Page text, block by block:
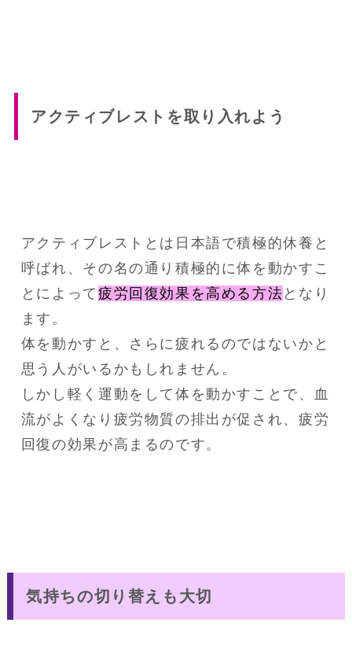
アクティブレストを取り入れよう
アクティブレストとは日本語で積極的休養と
呼ばれ、その名の通り積極的に体を動かすこ
とによって 疲労回復効果を高める方法 となり
ます。
体を動かすと、さらに疲れるのではないかと
思う人がいるかもしれません。
しかし軽く運動をして体を動かすことで、血
流がよくなり疲労物質の排出が促され、疲労
回復の効果が高まるのです。
気持ちの切り替えも大切